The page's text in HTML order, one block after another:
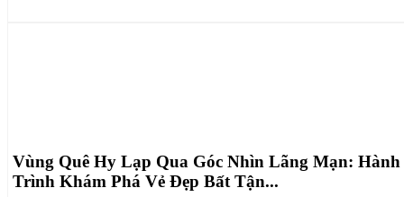
Vùng Quê Hy Lạp Qua Góc Nhìn Lãng Mạn: Hành
Trình Khám Phá Vẻ Đẹp Bất Tận...